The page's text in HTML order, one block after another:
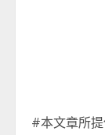
#本文章所